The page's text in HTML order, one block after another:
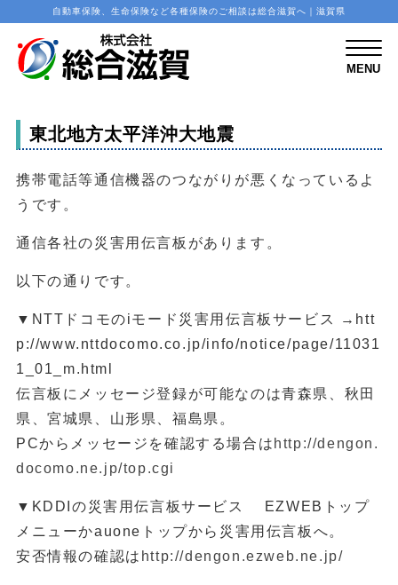
自動車保険、生命保険など各種保険のご相談は総合滋賀へ｜滋賀県
M
E
N
MENU
東北地方太平洋沖大地震
携帯電話等通信機器のつながりが悪くなっているよ
うです。
通信各社の災害用伝言板があります。
以下の通りです。
▼NTTドコモのiモード災害用伝言板サービス →htt
p://www.nttdocomo.co.jp/info/notice/page/11031
1_01_m.html
伝言板にメッセージ登録が可能なのは青森県、秋田
県、宮城県、山形県、福島県。
PCからメッセージを確認する場合は http://dengon.
docomo.ne.jp/top.cgi
▼KDDIの災害用伝言板サービス EZWEBトップ
メニューかauoneトップから災害用伝言板へ。
安否情報の確認は http://dengon.ezweb.ne.jp/